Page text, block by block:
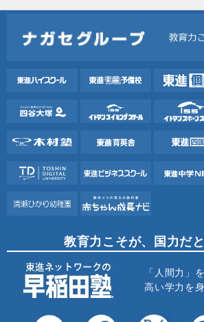
教育力こそが、国力だと
「人間力」
高い学力を